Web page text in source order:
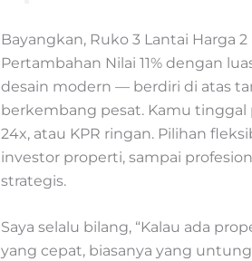
Bayangkan, Ruko 3 Lantai Harga 2
Pertambahan Nilai 11% dengan
desain modern — berdiri di atas
berkembang pesat. Kamu tinggal
24x, atau KPR ringan. Pilihan
investor properti, sampai
strategis.
Saya selalu bilang, “Kalau ada
yang cepat, biasanya yang